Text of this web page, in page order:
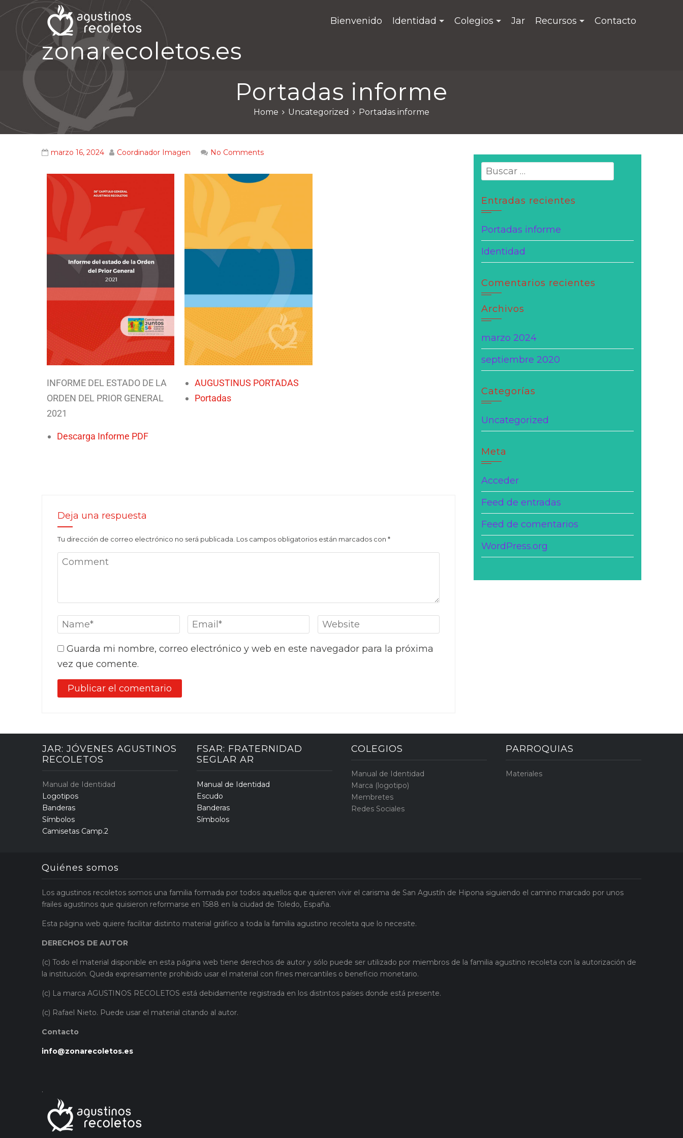
zonarecoletos.es
Bienvenido Identidad Colegios Jar Recursos Contacto
Portadas informe
Home Uncategorized Portadas informe
marzo 16, 2024 Coordinador Imagen No Comments
INFORME DEL ESTADO DE LA
ORDEN DEL PRIOR GENERAL
2021
Descarga Informe PDF
AUGUSTINUS PORTADAS
Portadas
Deja una respuesta
Tu dirección de correo electrónico no será publicada. Los campos obligatorios están marcados con *
Guarda mi nombre, correo electrónico y web en este navegador para la próxima
vez que comente.
Entradas recientes
Portadas informe
Identidad
Comentarios recientes
Archivos
marzo 2024
septiembre 2020
Categorías
Uncategorized
Meta
Acceder
Feed de entradas
Feed de comentarios
WordPress.org
JAR: JÓVENES AGUSTINOS
RECOLETOS
Manual de Identidad
Logotipos
Banderas
Símbolos
Camisetas Camp.2
FSAR: FRATERNIDAD
SEGLAR AR
Manual de Identidad
Escudo
Banderas
Símbolos
COLEGIOS
Manual de Identidad
Marca (logotipo)
Membretes
Redes Sociales
PARROQUIAS
Materiales
Quiénes somos
Los agustinos recoletos somos una familia formada por todos aquellos que quieren vivir el carisma de San Agustín de Hipona siguiendo el camino marcado por unos
frailes agustinos que quisieron reformarse en 1588 en la ciudad de Toledo, España.
Esta página web quiere facilitar distinto material gráfico a toda la familia agustino recoleta que lo necesite.
DERECHOS DE AUTOR
(c) Todo el material disponible en esta página web tiene derechos de autor y sólo puede ser utilizado por miembros de la familia agustino recoleta con la autorización de
la institución. Queda expresamente prohibido usar el material con fines mercantiles o beneficio monetario.
(c) La marca AGUSTINOS RECOLETOS está debidamente registrada en los distintos países donde está presente.
(c) Rafael Nieto. Puede usar el material citando al autor.
Contacto
info@zonarecoletos.es
.